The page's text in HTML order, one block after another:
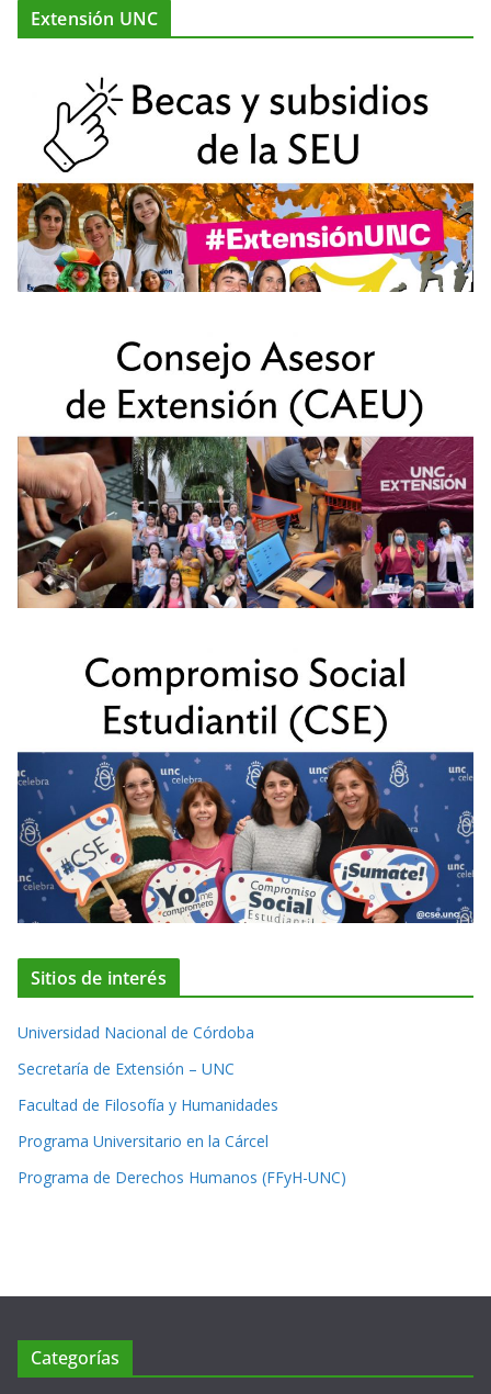
Extensión UNC
Sitios de interés
Universidad Nacional de Córdoba
Secretaría de Extensión – UNC
Facultad de Filosofía y Humanidades
Programa Universitario en la Cárcel
Programa de Derechos Humanos (FFyH-UNC)
Categorías